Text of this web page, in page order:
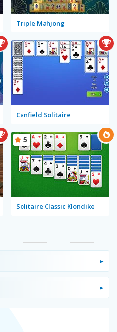
Triple Mahjong
Canfield Solitaire
Solitaire Classic Klondike
5